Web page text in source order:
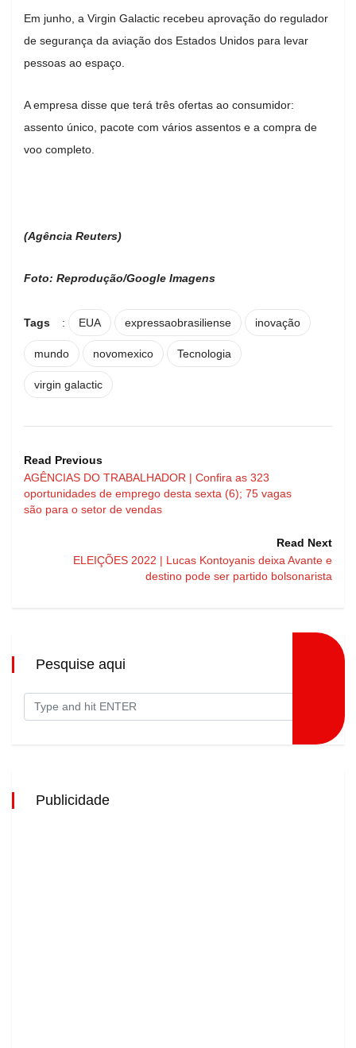
Em junho, a Virgin Galactic recebeu aprovação do regulador
de segurança da aviação dos Estados Unidos para levar
pessoas ao espaço.
A empresa disse que terá três ofertas ao consumidor:
assento único, pacote com vários assentos e a compra de
voo completo.
(Agência Reuters)
Foto: Reprodução/Google Imagens
Tags : EUA expressaobrasiliense inovação
mundo novomexico Tecnologia
virgin galactic
Read Previous
AGÊNCIAS DO TRABALHADOR | Confira as 323
oportunidades de emprego desta sexta (6); 75 vagas
são para o setor de vendas
Read Next
ELEIÇÕES 2022 | Lucas Kontoyanis deixa Avante e
destino pode ser partido bolsonarista
Pesquise aqui
Publicidade